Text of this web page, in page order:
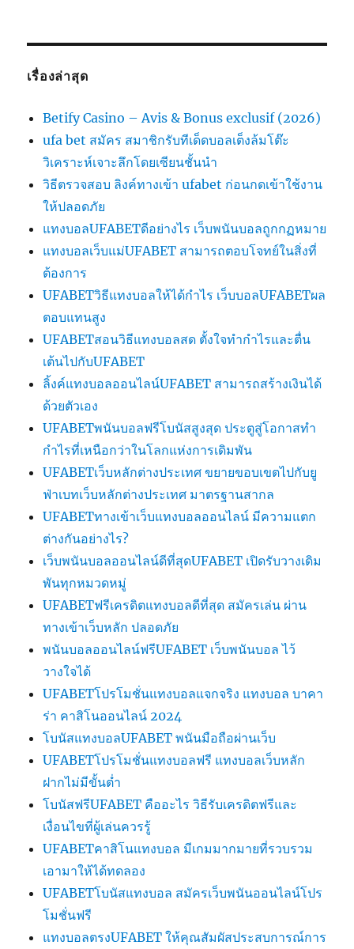
เรื่องล่าสุด
Betify Casino – Avis & Bonus exclusif (2026)
ufa bet สมัคร สมาชิกรับทีเด็ดบอลเต็งล้มโต๊ะ
วิเคราะห์เจาะลึกโดยเซียนชั้นนำ
วิธีตรวจสอบ ลิงค์ทางเข้า ufabet ก่อนกดเข้าใช้งาน
ให้ปลอดภัย
แทงบอลUFABETดีอย่างไร เว็บพนันบอลถูกกฏหมาย
แทงบอลเว็บแม่UFABET สามารถตอบโจทย์ในสิ่งที่
ต้องการ
UFABETวิธีแทงบอลให้ได้กำไร เว็บบอลUFABETผล
ตอบแทนสูง
UFABETสอนวิธีแทงบอลสด ตั้งใจทำกำไรและตื่น
เต้นไปกับUFABET
ลิ้งค์แทงบอลออนไลน์UFABET สามารถสร้างเงินได้
ด้วยตัวเอง
UFABETพนันบอลฟรีโบนัสสูงสุด ประตูสู่โอกาสทำ
กำไรที่เหนือกว่าในโลกแห่งการเดิมพัน
UFABETเว็บหลักต่างประเทศ ขยายขอบเขตไปกับยู
ฟ่าเบทเว็บหลักต่างประเทศ มาตรฐานสากล
UFABETทางเข้าเว็บแทงบอลออนไลน์ มีความแตก
ต่างกันอย่างไร?
เว็บพนันบอลออนไลน์ดีที่สุดUFABET เปิดรับวางเดิม
พันทุกหมวดหมู่
UFABETฟรีเครดิตแทงบอลดีที่สุด สมัครเล่น ผ่าน
ทางเข้าเว็บหลัก ปลอดภัย
พนันบอลออนไลน์ฟรีUFABET เว็บพนันบอล ไว้
วางใจได้
UFABETโปรโมชั่นแทงบอลแจกจริง แทงบอล บาคา
ร่า คาสิโนออนไลน์ 2024
โบนัสแทงบอลUFABET พนันมือถือผ่านเว็บ
UFABETโปรโมชั่นแทงบอลฟรี แทงบอลเว็บหลัก
ฝากไม่มีขั้นต่ำ
โบนัสฟรีUFABET คืออะไร วิธีรับเครดิตฟรีและ
เงื่อนไขที่ผู้เล่นควรรู้
UFABETคาสิโนแทงบอล มีเกมมากมายที่รวบรวม
เอามาให้ได้ทดลอง
UFABETโบนัสแทงบอล สมัครเว็บพนันออนไลน์โปร
โมชั่นฟรี
แทงบอลตรงUFABET ให้คุณสัมผัสประสบการณ์การ